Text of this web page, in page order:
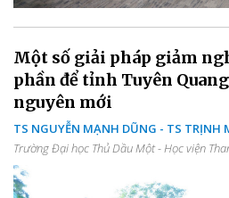
Một số giải pháp giảm
phần để tỉnh Tuyên
nguyên mới
TS NGUYỄN MẠNH DŨNG - TS TRỊNH
Trường Đại học Thủ Dầu Một - Học viện